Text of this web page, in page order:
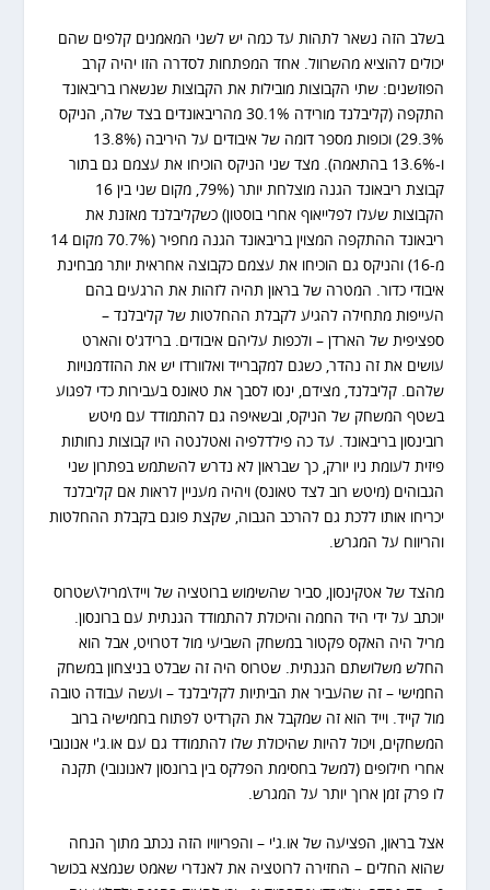
בשלב הזה נשאר לתהות עד כמה יש לשני המאמנים קלפים שהם
יכולים להוציא מהשרוול. אחד המפתחות לסדרה הזו יהיה קרב
הפוזשנים: שתי הקבוצות מובילות את הקבוצות שנשארו בריבאונד
התקפה (קליבלנד מורידה 30.1% מהריבאונדים בצד שלה, הניקס
29.3%) וכופות מספר דומה של איבודים על היריבה (13.8%
ו-13.6% בהתאמה). מצד שני הניקס הוכיחו את עצמם גם בתור
קבוצת ריבאונד הגנה מוצלחת יותר (79%, מקום שני בין 16
הקבוצות שעלו לפלייאוף אחרי בוסטון) כשקליבלנד מאזנת את
ריבאונד ההתקפה המצוין בריבאונד הגנה מחפיר (70.7% מקום 14
מ-16) והניקס גם הוכיחו את עצמם כקבוצה אחראית יותר מבחינת
איבודי כדור. המטרה של בראון תהיה לזהות את הרגעים בהם
העייפות מתחילה להגיע לקבלת ההחלטות של קליבלנד –
ספציפית של הארדן – ולכפות עליהם איבודים. ברידג'ס והארט
עושים את זה נהדר, כשגם למקברייד ואלוורדו יש את ההזדמנויות
שלהם. קליבלנד, מצידם, ינסו לסבך את טאונס בעבירות כדי לפגוע
בשטף המשחק של הניקס, ובשאיפה גם להתמודד עם מיטש
רובינסון בריבאונד. עד כה פילדלפיה ואטלנטה היו קבוצות נחותות
פיזית לעומת ניו יורק, כך שבראון לא נדרש להשתמש בפתרון שני
הגבוהים (מיטש רוב לצד טאונס) ויהיה מעניין לראות אם קליבלנד
יכריחו אותו ללכת גם להרכב הגבוה, שקצת פוגם בקבלת ההחלטות
והריווח על המגרש.
מהצד של אטקינסון, סביר שהשימוש ברוטציה של וייד\מריל\שטרוס
יוכתב על ידי היד החמה והיכולת להתמודד הגנתית עם ברונסון.
מריל היה האקס פקטור במשחק השביעי מול דטרויט, אבל הוא
החלש משלושתם הגנתית. שטרוס היה זה שבלט בניצחון במשחק
החמישי – זה שהעביר את הביתיות לקליבלנד – ועשה עבודה טובה
מול קייד. וייד הוא זה שמקבל את הקרדיט לפתוח בחמישיה ברוב
המשחקים, ויכול להיות שהיכולת שלו להתמודד גם עם או.ג'י אנונובי
אחרי חילופים (למשל בחסימת הפלקס בין ברונסון לאנונובי) תקנה
לו פרק זמן ארוך יותר על המגרש.
אצל בראון, הפציעה של או.ג'י – והפריוויו הזה נכתב מתוך הנחה
שהוא החלים – החזירה לרוטציה את לאנדרי שאמט שנמצא בכושר